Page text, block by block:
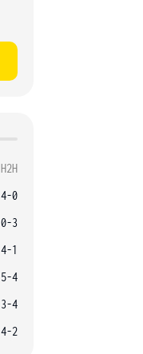
H2H
4-0
0-3
4-1
5-4
3-4
4-2